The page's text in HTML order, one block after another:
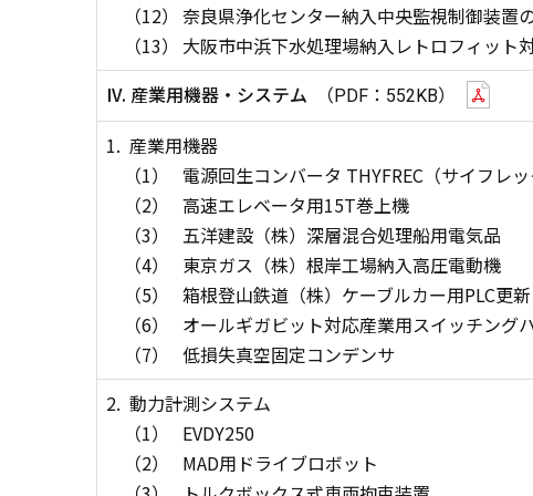
（12） 奈良県浄化センター納入中央監視制御装置
（13）
大阪市中浜下水処理場納入レトロフィット
IV. 産業用機器・システム （PDF：552KB）
1. 産業用機器
（1）
電源回生コンバータ THYFREC（サイフレ
（2）
高速エレベータ用15T巻上機
（3）
五洋建設（株）深層混合処理船用電気品
（4）
東京ガス（株）根岸工場納入高圧電動機
（5）
箱根登山鉄道（株）ケーブルカー用PLC更新
（6）
オールギガビット対応産業用スイッチング
（7）
低損失真空固定コンデンサ
2. 動力計測システム
（1）
EVDY250
（2）
MAD用ドライブロボット